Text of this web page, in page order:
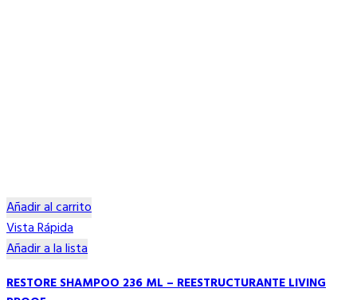
Añadir al carrito
Vista Rápida
Añadir a la lista
RESTORE SHAMPOO 236 ML – REESTRUCTURANTE LIVING